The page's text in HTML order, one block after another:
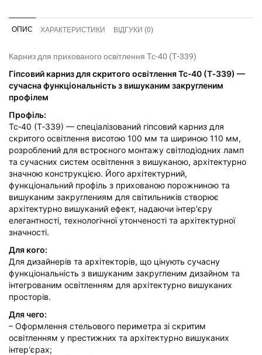
ОПИС ХАРАКТЕРИСТИКИ ВІДГУКИ (0)
Карниз для прихованого освітлення Тс-40 (Т-339)
Гіпсовий карниз для скритого освітлення Тс‑40 (Т‑339) —
сучасна функціональність з вишуканим закругленим
профілем
Профіль:
Тс‑40 (Т‑339) — спеціалізований гіпсовий карниз для
скритого освітлення висотою 100 мм та шириною 110 мм,
розроблений для встроєного монтажу світлодіодних ламп
та сучасних систем освітлення з вишуканою, архітектурно
значною конструкцією. Його архітектурний,
функціональний профіль з прихованою порожниною та
вишуканим закруглениям для світильників створює
архітектурно вишуканий ефект, надаючи інтер'єру
елегантності, технологічної утонченості та архітектурної
значності.
Для кого:
Для дизайнерів та архітекторів, що цінують сучасну
функціональність з вишуканим закругленим дизайном та
інтегрованим освітленням для архітектурно вишуканих
просторів.
Для чего:
– Оформлення стельового периметра зі скритим
освітленням у престижних та архітектурно вишуканих
інтер'єрах;